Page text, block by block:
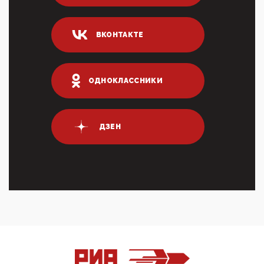
04:47, 10 Апреля 2026
ИНН для переводов по СБП это первый шаг из
логических двухЗаполнение ИНН при любых
переводах по ...
03:35, 10 Апреля 2026
Суммарное вознаграждение менеджменту в 15
крупных банках по итогам 2025 года превысило 63
03:01, 10 Апреля 2026
Террорист и убийца Буданов вальяжно сообщил,
что союзники просили Киев не наносить удары по
входМошенники активно пользуются аккаунтами на
Госуслугах уме...
ВКОНТАКТЕ
ОДНОКЛАССНИКИ
ДЗЕН